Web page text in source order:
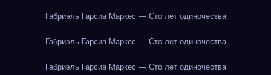
Габриэль Гарсиа Маркес — Сто лет одиночества
Габриэль Гарсиа Маркес — Сто лет одиночества
Габриэль Гарсиа Маркес — Сто лет одиночества